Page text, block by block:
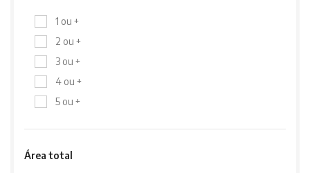
1 ou +
2 ou +
3 ou +
4 ou +
5 ou +
Área total